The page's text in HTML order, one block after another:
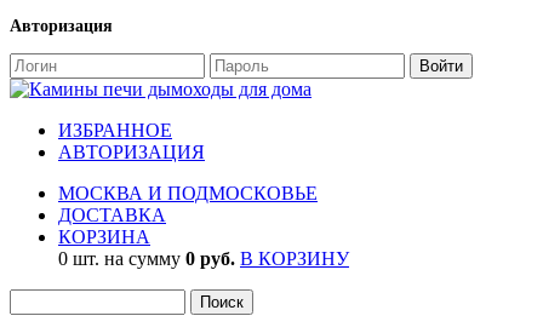
Авторизация
ИЗБРАННОЕ
АВТОРИЗАЦИЯ
МОСКВА И ПОДМОСКОВЬЕ
ДОСТАВКА
КОРЗИНА
0 шт. на сумму 0 руб. В КОРЗИНУ